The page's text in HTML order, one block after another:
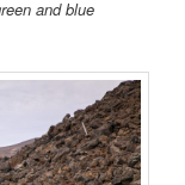
and blue